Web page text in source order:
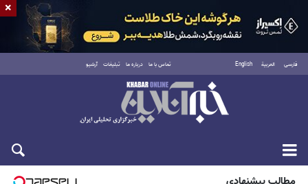
فارسی العربية English تماس با ما درباره ما تبلیغات آرشیو
جمعه ۱۶ مرداد ۱۴۰۵
×